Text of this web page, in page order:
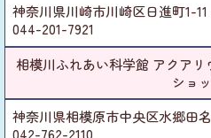
神奈川県川崎市川崎区日進町1-
044-201-7921
相模川ふれあい科学館 アクア
ショ
神奈川県相模原市中央区水郷田
042-762-2110